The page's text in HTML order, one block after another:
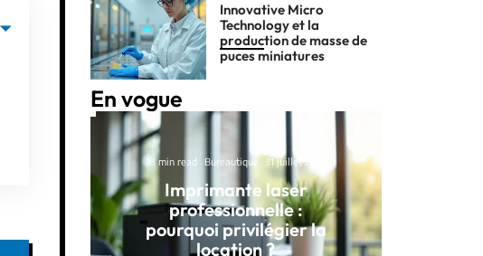
Innovative Micro
Technology et la
production de masse de
puces miniatures
En vogue
13 min read Bureautique 31 juillet 2026
Imprimante laser
professionnelle :
pourquoi privilégier la
location ?